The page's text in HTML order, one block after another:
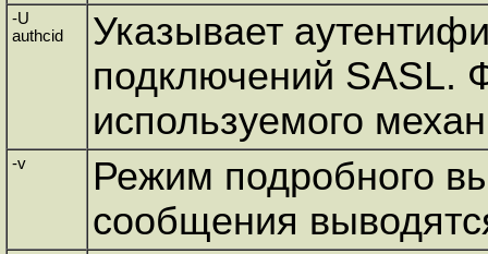
-U
authcid
Указывает
подключений SASL.
используемого
-v
Режим подробного
сообщения